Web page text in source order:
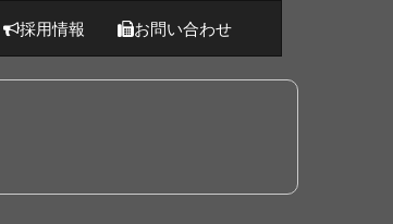
採用情報 お問い合わせ